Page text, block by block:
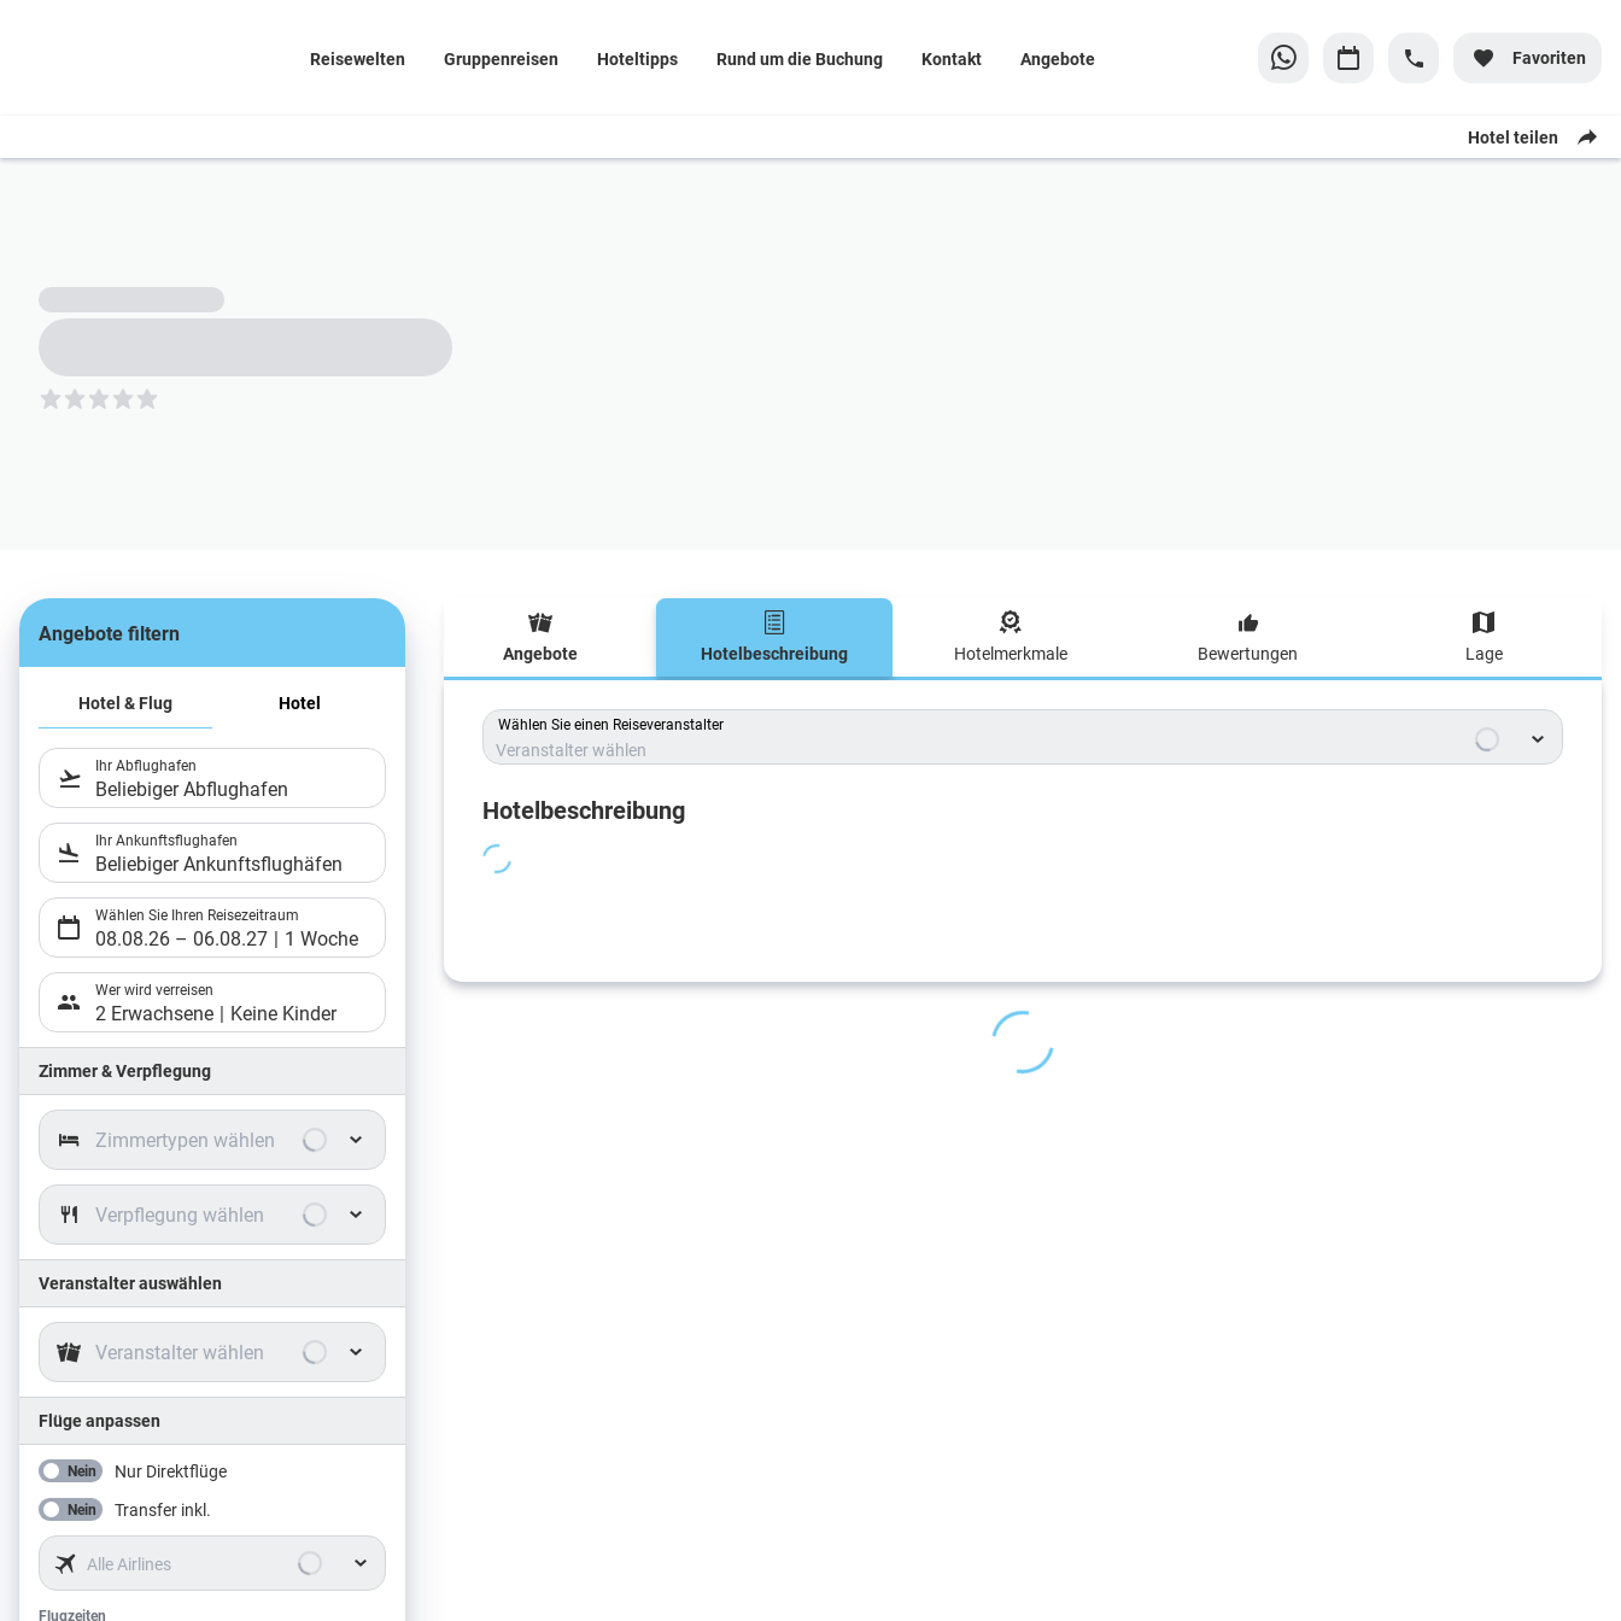
Reisewelten Gruppenreisen Hoteltipps Rund um die Buchung Kontakt Angebote Favoriten
Hotel teilen
5
Angebote filtern
Hotel & Flug Hotel
Ihr Abflughafen
Beliebiger Abflughafen
Ihr Ankunftsflughafen
Beliebiger Ankunftsflughäfen
Wählen Sie Ihren Reisezeitraum
08.08.26 – 06.08.27 1 Woche
Wer wird verreisen
2 Erwachsene Keine Kinder
Zimmer & Verpflegung
Zimmertypen wählen
Verpflegung wählen
Veranstalter auswählen
Veranstalter wählen
Flüge anpassen
Nein Nur Direktflüge
Nein Transfer inkl.
Alle Airlines
Flugzeiten
Flugzeiten
Angebote Hotelbeschreibung Hotelmerkmale Bewertungen Lage
Hotelbeschreibung
Wählen Sie einen Reiseveranstalter
Veranstalter wählen
Hotelbeschreibung